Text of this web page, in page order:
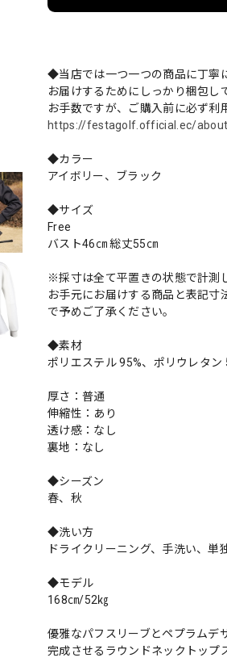
◆当店では一つ一つの商品に丁寧
お届けするためにしっかり梱包し
お手数ですが、ご購入前に必ず利
https://festagolf.official.ec/about
◆カラー
アイボリー、ブラック
◆サイズ
Free
バスト46㎝ 総丈55㎝
※採寸は全て平置きの状態で計測
お手元にお届けする商品と表記
で予めご了承ください。
◆素材
ポリエステル 95%、ポリウレタン
厚さ：普通
伸縮性：あり
透け感：なし
裏地：なし
◆シーズン
春、秋
◆洗い方
ドライクリーニング、手洗い、単
◆モデル
168㎝/52㎏
優雅なパフスリーブとペプラムデ
完成させるラウンドネックトップ